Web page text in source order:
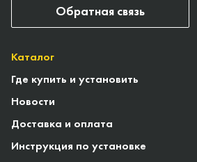
Каталог
Где купить и установить
Новости
Доставка и оплата
Инструкция по установке
Обратная связь